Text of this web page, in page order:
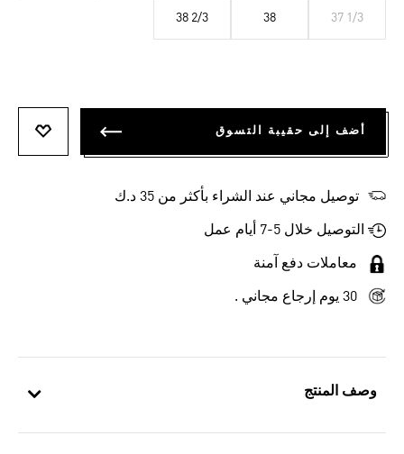
وصف المنتج
37 1/3
38
38 2/3
أضف إلى حقيبة التسوق
توصيل مجاني عند الشراء بأكثر من 35 د.ك
التوصيل خلال 5-7 أيام عمل
معاملات دفع آمنة